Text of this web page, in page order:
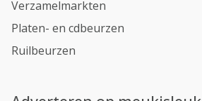
Verzamelmarkten
Platen- en cdbeurzen
Ruilbeurzen